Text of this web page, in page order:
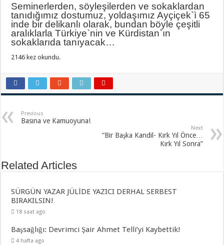
Seminerlerden, söyleşilerden ve sokaklardan
tanıdığımız dostumuz, yoldaşımız Ayçiçek`ì 65
inde bir delikanlı olarak, bundan böyle çeşitli
aralıklarla Türkiye`nin ve Kürdistan`ın
sokaklarıda tanıyacak…
2146 kez okundu.
Previous
Basına ve Kamuoyuna!
Next
“Bir Başka Kandil- Kırk Yıl Önce…
Kırk Yıl Sonra”
Related Articles
SÜRGÜN YAZAR JÜLİDE YAZICI DERHAL SERBEST
BIRAKILSIN!
18 saat ago
Başsağlığı: Devrimci Şair Ahmet Telli’yi Kaybettik!
4 hafta ago